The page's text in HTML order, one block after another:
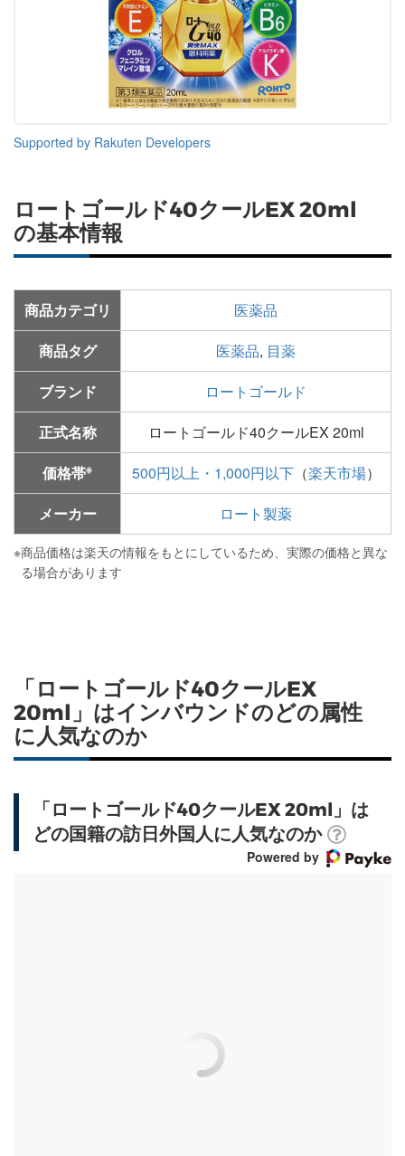
Supported by Rakuten Developers
ロートゴールド40クールEX 20ml
の基本情報
商品カテゴリ
医薬品
商品タグ
医薬品, 目薬
ブランド
ロートゴールド
正式名称
ロートゴールド40クールEX 20ml
価格帯※ 500円以上・1,000円以下（楽天市場）
メーカー
ロート製薬
※商品価格は楽天の情報をもとにしているため、実際の価格と異な
る場合があります
「ロートゴールド40クールEX
20ml」はインバウンドのどの属性
に人気なのか
「ロートゴールド40クールEX 20ml」は
どの国籍の訪日外国人に人気なのか
Powered by